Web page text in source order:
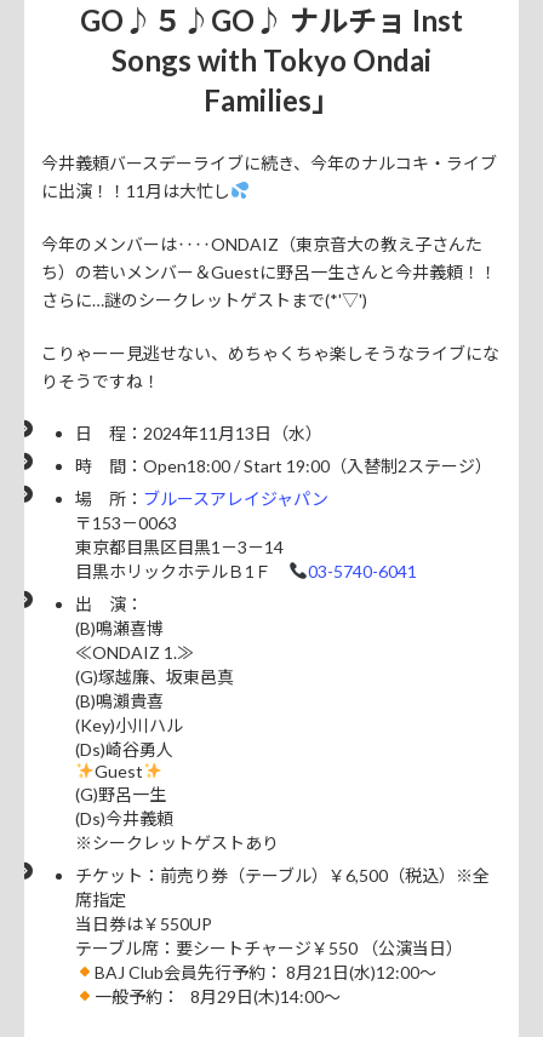
GO♪５♪GO♪ ナルチョ Inst
Songs with Tokyo Ondai
Families」
今井義頼バースデーライブに続き、今年のナルコキ・ライブ
に出演！！11月は大忙し
今年のメンバーは‥‥ONDAIZ（東京音大の教え子さんた
ち）の若いメンバー＆Guestに野呂一生さんと今井義頼！！
さらに…謎のシークレットゲストまで(*'▽')
こりゃーー見逃せない、めちゃくちゃ楽しそうなライブにな
りそうですね！
日 程：2024年11月13日（水）
時 間：Open18:00 / Start 19:00（入替制2ステージ）
場 所： ブルースアレイジャパン
〒153－0063
東京都目黒区目黒1－3－14
目黒ホリックホテルＢ1Ｆ
03-5740-6041
出 演：
(B)鳴瀬喜博
≪ONDAIZ 1.≫
(G)塚越廉、坂東邑真
(B)鳴瀨貴喜
(Key)小川ハル
(Ds)崎谷勇人
Guest
(G)野呂一生
(Ds)今井義頼
※シークレットゲストあり
チケット：前売り券（テーブル）￥6,500（税込）※全
席指定
当日券は￥550UP
テーブル席：要シートチャージ￥550 （公演当日）
BAJ Club会員先行予約： 8月21日(水)12:00～
一般予約： 8月29日(木)14:00～